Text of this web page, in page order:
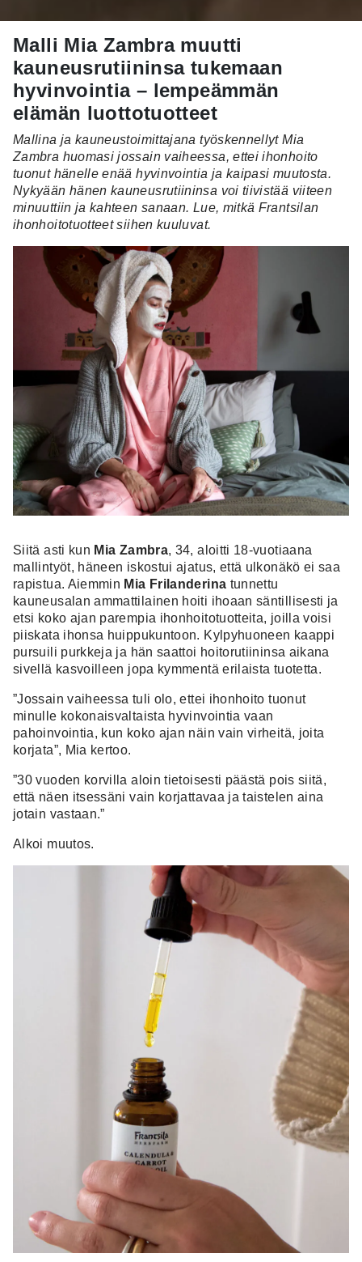
Malli Mia Zambra muutti
kauneusrutiininsa tukemaan
hyvinvointia – lempeämmän
elämän luottotuotteet
Mallina ja kauneustoimittajana työskennellyt Mia
Zambra huomasi jossain vaiheessa, ettei ihonhoito
tuonut hänelle enää hyvinvointia ja kaipasi muutosta.
Nykyään hänen kauneusrutiininsa voi tiivistää viiteen
minuuttiin ja kahteen sanaan. Lue, mitkä Frantsilan
ihonhoitotuotteet siihen kuuluvat.
Siitä asti kun Mia Zambra, 34, aloitti 18-vuotiaana
mallintyöt, häneen iskostui ajatus, että ulkonäkö ei saa
rapistua. Aiemmin Mia Frilanderina tunnettu
kauneusalan ammattilainen hoiti ihoaan säntillisesti ja
etsi koko ajan parempia ihonhoitotuotteita, joilla voisi
piiskata ihonsa huippukuntoon. Kylpyhuoneen kaappi
pursuili purkkeja ja hän saattoi hoitorutiininsa aikana
sivellä kasvoilleen jopa kymmentä erilaista tuotetta.
”Jossain vaiheessa tuli olo, ettei ihonhoito tuonut
minulle kokonaisvaltaista hyvinvointia vaan
pahoinvointia, kun koko ajan näin vain virheitä, joita
korjata”, Mia kertoo.
”30 vuoden korvilla aloin tietoisesti päästä pois siitä,
että näen itsessäni vain korjattavaa ja taistelen aina
jotain vastaan.”
Alkoi muutos.